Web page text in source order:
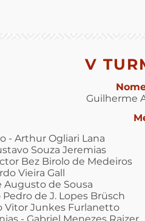
V
Guilherme
- Arthur Ogliari Lana
Souza Jeremias
Bez Birolo de Medeiros
Vieira Gall
Augusto de Sousa
Pedro de J. Lopes Brüsch
Vitor Junkes Furlanetto